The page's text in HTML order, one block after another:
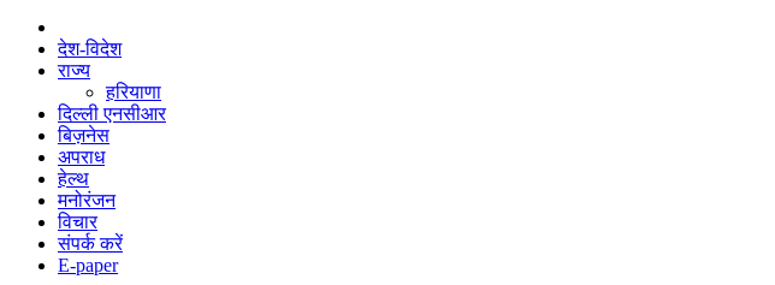
देश-विदेश
राज्य
हरियाणा
दिल्ली एनसीआर
बिज़नेस
अपराध
हेल्थ
मनोरंजन
विचार
संपर्क करें
E-paper